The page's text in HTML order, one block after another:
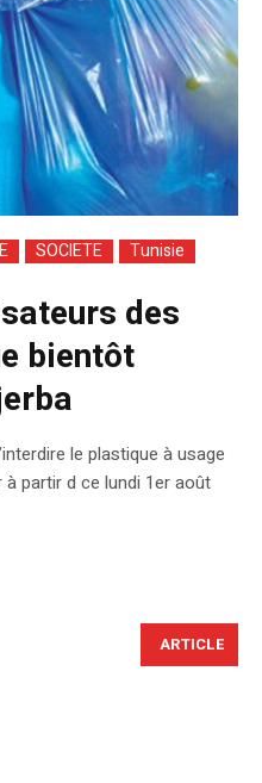
SOCIETE Tunisie
des
bientôt
le plastique à usage
à partir d ce lundi 1er août
ARTICLE